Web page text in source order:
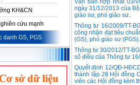
KH&CN
cứu mạnh
danh GS, PGS
Văn bản hợp nhất 03/
ngày 31/12/2013 của
giáo sư, phó giáo sư.
Thông tư 16/2009/TT-
công nhận đạt tiêu
(GS), phó giáo sư (PGS).
Thông tư 30/2012/TT-
số điều của Thông tư
Quyết định 12/QĐ-
thành lập 28 Hội đồng
viên các Hội đồng kèm